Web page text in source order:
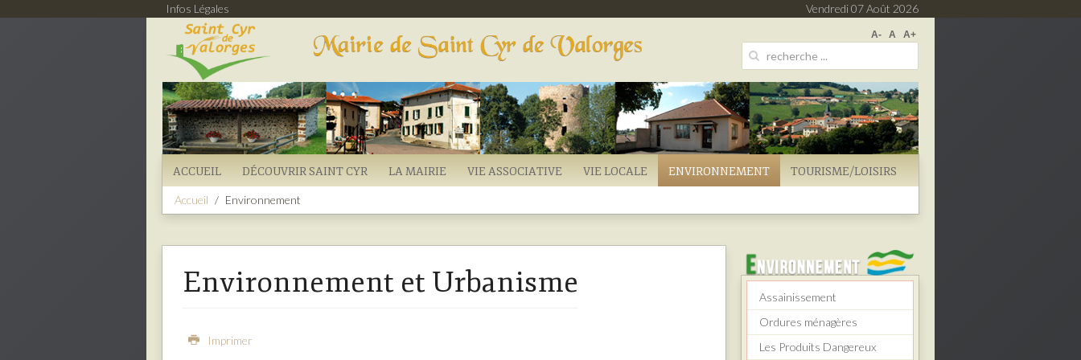
Infos Légales Vendredi 07 Août 2026
A- A A+
ACCUEIL DÉCOUVRIR SAINT CYR LA MAIRIE VIE ASSOCIATIVE VIE LOCALE ENVIRONNEMENT TOURISME/LOISIRS
Accueil Environnement
Environnement et Urbanisme
Imprimer
Assainissement
Ordures ménagères
Les Produits Dangereux